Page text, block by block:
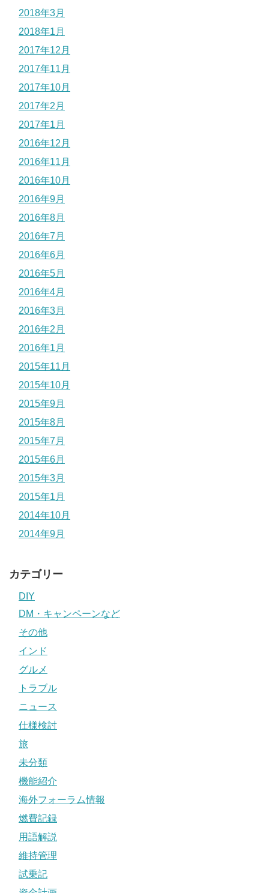
2018年3月
2018年1月
2017年12月
2017年11月
2017年10月
2017年2月
2017年1月
2016年12月
2016年11月
2016年10月
2016年9月
2016年8月
2016年7月
2016年6月
2016年5月
2016年4月
2016年3月
2016年2月
2016年1月
2015年11月
2015年10月
2015年9月
2015年8月
2015年7月
2015年6月
2015年3月
2015年1月
2014年10月
2014年9月
カテゴリー
DIY
DM・キャンペーンなど
その他
インド
グルメ
トラブル
ニュース
仕様検討
旅
未分類
機能紹介
海外フォーラム情報
燃費記録
用語解説
維持管理
試乗記